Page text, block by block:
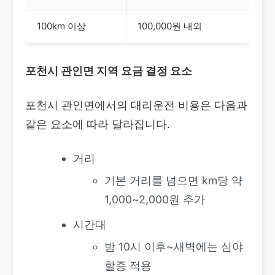
100km 이상 100,000원 내외
포천시 관인면 지역 요금 결정 요소
포천시 관인면에서의 대리운전 비용은 다음과
같은 요소에 따라 달라집니다.
거리
기본 거리를 넘으면 km당 약
1,000~2,000원 추가
시간대
밤 10시 이후~새벽에는 심야
할증 적용